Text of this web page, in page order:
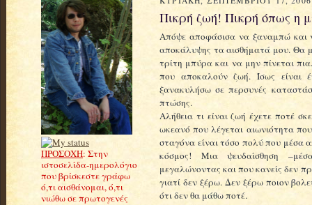
ΠΡΟΣΟΧΗ: Στην
ιστοσελίδα-ημερολόγιο
που βρίσκεστε γράφω
ό,τι αισθάνομαι, ό,τι
νιώθω σε πρωτογενές
Πικρή ζωή! Πικρή όπως η
Απόψε αποφάσισα να ξαναμπώ και
αποκάλυψης τα αισθήματά μου. Θα
τρίτη μπύρα και να μην πίνεται
που αποκαλούν ζωή. Ίσως
ξανακυλήσω σε περσυνές
πτώσης.
Αλήθεια τι είναι ζωή έχετε ποτέ
ωκεανό που λέγεται αιωνιότητα
σταγόνα είναι τόσο πολύ που μέσα
κόσμος! Μια ψευδαίσθηση
μεγαλώνοντας και που κανείς δεν
γιατί δεν ξέρω. Δεν ξέρω ποιον
ότι δεν θα μάθω ποτέ.